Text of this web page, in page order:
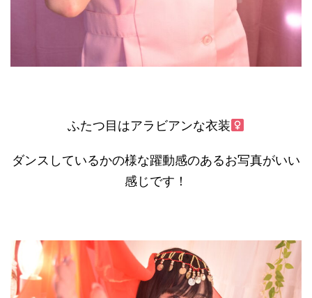
ふたつ目はアラビアンな衣装‍
ダンスしているかの様な躍動感のあるお写真がいい
感じです！